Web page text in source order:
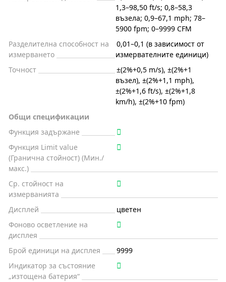
1,3–98,50 ft/s; 0,8–58,3
възела; 0,9–67,1 mph; 78–
5900 fpm; 0–9999 CFM
Разделителна способност на
измерването
0,01–0,1 (в зависимост от
измервателните единици)
Точност
±(2%+0,5 m/s), ±(2%+1
възел), ±(2%+1,1 mph),
±(2%+1,6 ft/s), ±(2%+1,8
km/h), ±(2%+10 fpm)
Общи спецификации
Функция задържане
Функция Limit value
(Гранична стойност) (Мин./
макс.)
Ср. стойност на
измерванията
Дисплей
цветен
Фоново осветление на
дисплея
Брой единици на дисплея
9999
Индикатор за състояние
„изтощена батерия“